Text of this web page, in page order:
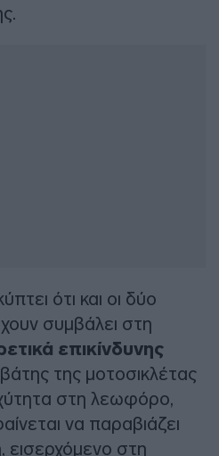
ότι και οι δύο
συμβάλει στη
επικίνδυνης
της μοτοσικλέτας
στη λεωφόρο,
να παραβιάζει
στη